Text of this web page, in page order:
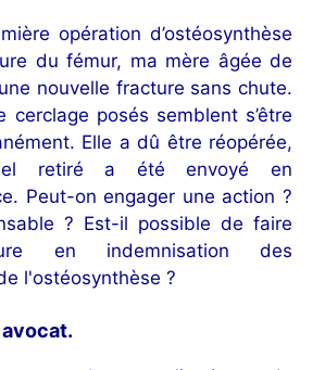
opération d’ostéosynthèse
du fémur, ma mère âgée de
nouvelle fracture sans chute.
cerclage posés semblent s’être
Elle a dû être réopérée,
retiré a été envoyé en
Peut-on engager une action ?
? Est-il possible de faire
en indemnisation des
l'ostéosynthèse ?
avocat.